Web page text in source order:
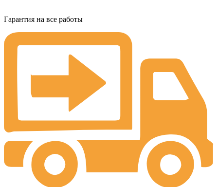
Гарантия на все работы